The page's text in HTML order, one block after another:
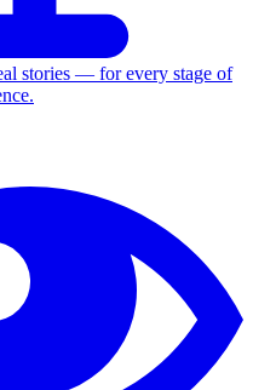
stories — for every stage of